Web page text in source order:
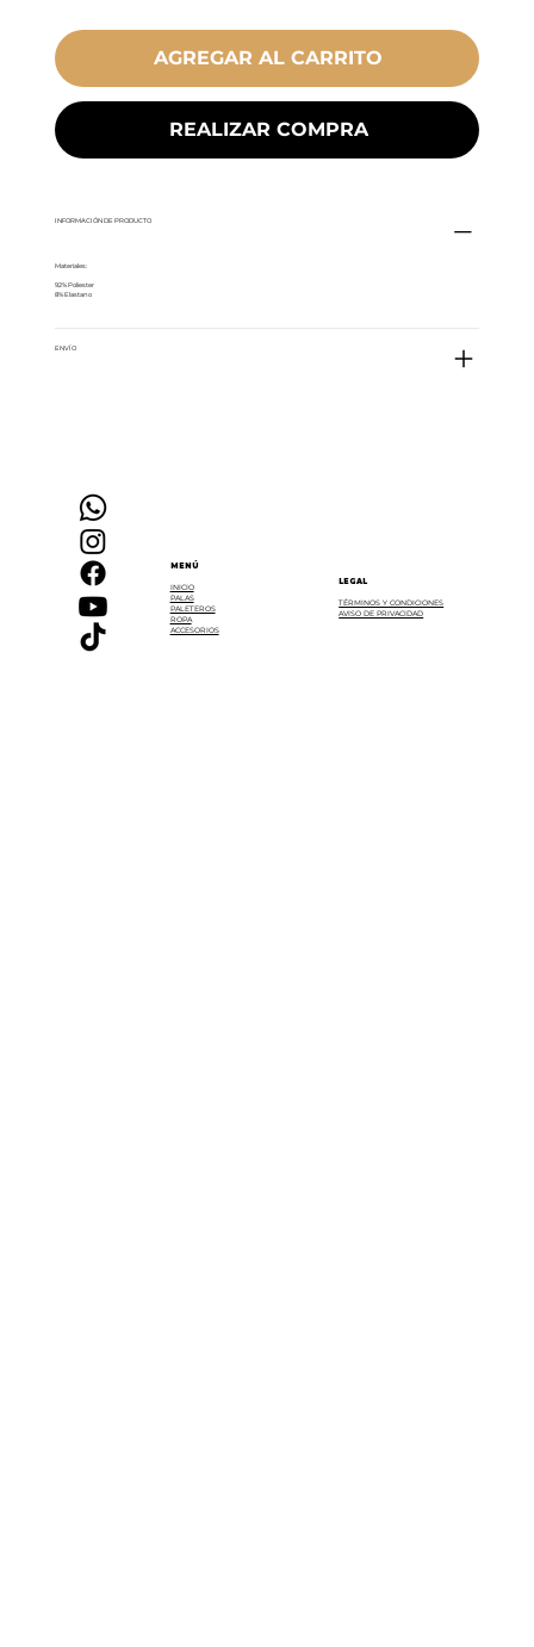
AGREGAR AL CARRITO
REALIZAR COMPRA
INFORMACIÓN DE PRODUCTO
Materiales:
92% Poliester
8% Elastano
ENVÍO
MENÚ
INICIO
PALAS
PALETEROS
ROPA
ACCESORIOS
LEGAL
TÉRMINOS Y CONDICIONES
AVISO DE PRIVACIDAD